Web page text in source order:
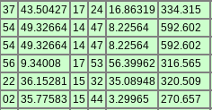
37 43.50427 17 24 16.86319 334.315
54 49.32664 14 47 8.22564 592.602
54 49.32664 14 47 8.22564 592.602
56 9.34008 17 53 56.39962 316.565
22 36.15281 15 32 35.08948 320.509
02 35.77583 15 44 3.29965 270.657